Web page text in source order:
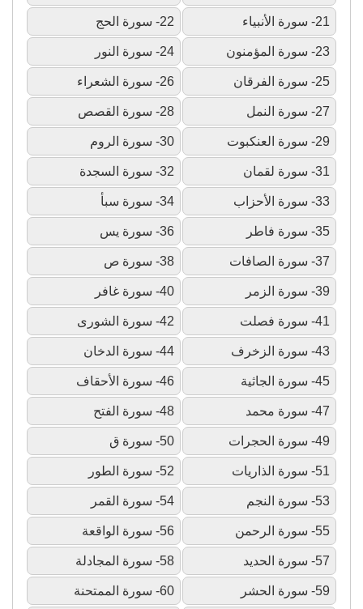
21- سورة الأنبياء 22- سورة الحج
23- سورة المؤمنون 24- سورة النور
25- سورة الفرقان 26- سورة الشعراء
27- سورة النمل 28- سورة القصص
29- سورة العنكبوت 30- سورة الروم
31- سورة لقمان 32- سورة السجدة
33- سورة الأحزاب 34- سورة سبأ
35- سورة فاطر 36- سورة يس
37- سورة الصافات 38- سورة ص
39- سورة الزمر 40- سورة غافر
41- سورة فصلت 42- سورة الشورى
43- سورة الزخرف 44- سورة الدخان
45- سورة الجاثية 46- سورة الأحقاف
47- سورة محمد 48- سورة الفتح
49- سورة الحجرات 50- سورة ق
51- سورة الذاريات 52- سورة الطور
53- سورة النجم 54- سورة القمر
55- سورة الرحمن 56- سورة الواقعة
57- سورة الحديد 58- سورة المجادلة
59- سورة الحشر 60- سورة الممتحنة